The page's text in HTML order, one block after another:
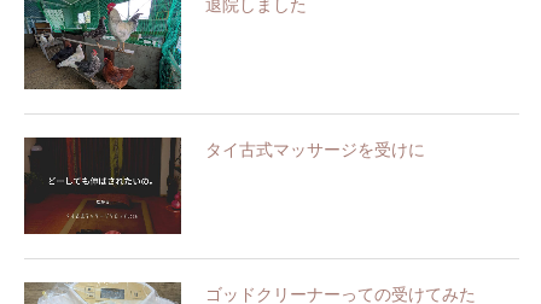
退院しました
タイ古式マッサージを受けに
ゴッドクリーナーっての受けてみた